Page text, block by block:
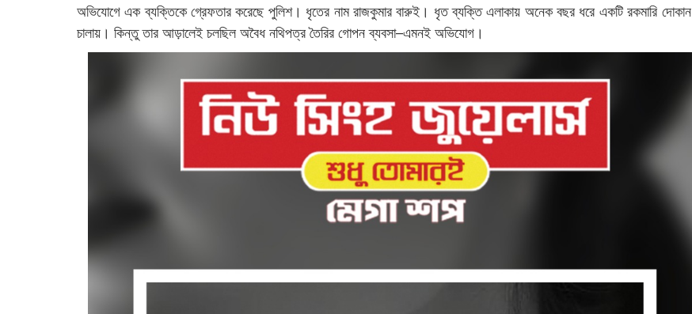
অভিযোগে এক ব্যক্তিকে গ্রেফতার করেছে পুলিশ। ধৃতের নাম রাজকুমার বারুই। ধৃত ব্যক্তি এলাকায় অনেক বছর ধরে একটি রকমারি দোকান
চালায়। কিন্তু তার আড়ালেই চলছিল অবৈধ নথিপত্র তৈরির গোপন ব্যবসা–এমনই অভিযোগ।